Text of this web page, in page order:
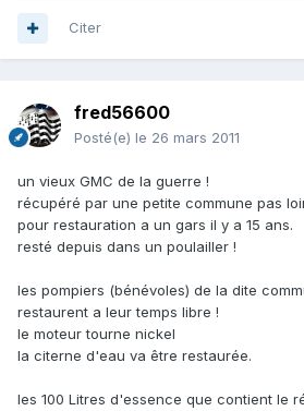
Citer
fred56600
Posté(e) le 26 mars 2011
un vieux GMC de la guerre !
récupéré par une petite commune pas
pour restauration a un gars il y a 15 ans.
resté depuis dans un poulailler !
les pompiers (bénévoles) de la dite
restaurent a leur temps libre !
le moteur tourne nickel
la citerne d'eau va être restaurée.
les 100 Litres d'essence que contient le